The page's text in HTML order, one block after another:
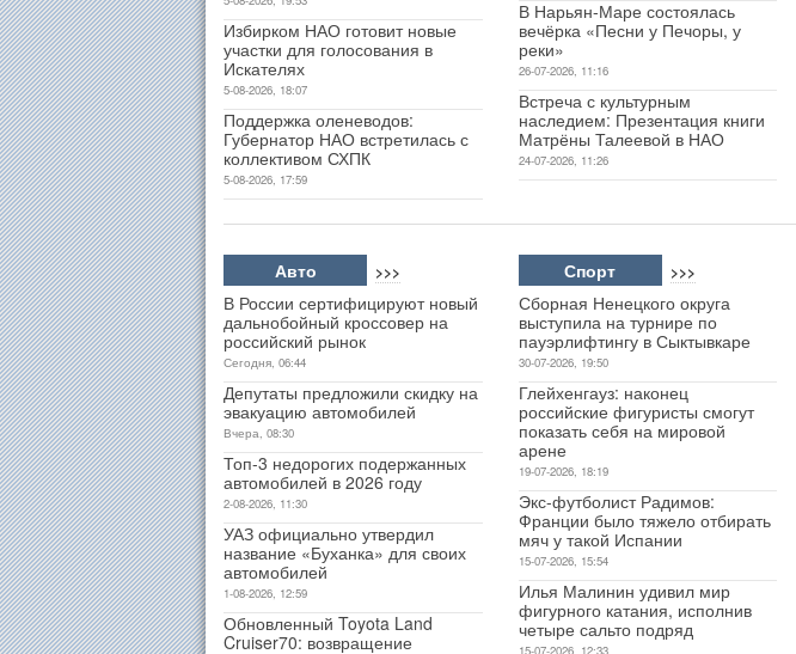
Избирком НАО готовит новые
участки для голосования в
Искателях
5-08-2026, 18:07
Поддержка оленеводов:
Губернатор НАО встретилась с
коллективом СХПК
5-08-2026, 17:59
В Нарьян-Маре состоялась
вечёрка «Песни у Печоры, у
реки»
26-07-2026, 11:16
Встреча с культурным
наследием: Презентация книги
Матрёны Талеевой в НАО
24-07-2026, 11:26
Авто >>>
В России сертифицируют новый
дальнобойный кроссовер на
российский рынок
Сегодня, 06:44
Депутаты предложили скидку на
эвакуацию автомобилей
Вчера, 08:30
Топ-3 недорогих подержанных
автомобилей в 2026 году
2-08-2026, 11:30
УАЗ официально утвердил
название «Буханка» для своих
автомобилей
1-08-2026, 12:59
Обновленный Toyota Land
Cruiser70: возвращение
Спорт >>>
Сборная Ненецкого округа
выступила на турнире по
пауэрлифтингу в Сыктывкаре
30-07-2026, 19:50
Глейхенгауз: наконец
российские фигуристы смогут
показать себя на мировой
арене
19-07-2026, 18:19
Экс-футболист Радимов:
Франции было тяжело отбирать
мяч у такой Испании
15-07-2026, 15:54
Илья Малинин удивил мир
фигурного катания, исполнив
четыре сальто подряд
15-07-2026, 12:33